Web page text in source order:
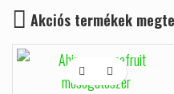
Akciós termékek